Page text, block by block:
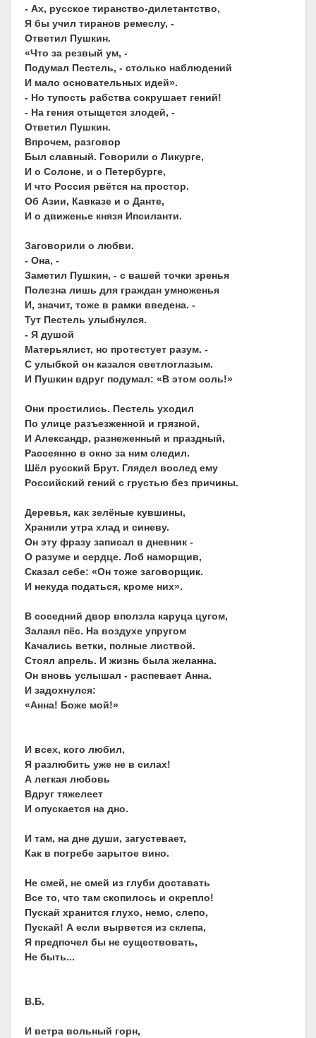
- Ах, русское тиранство-дилетантство,
Я бы учил тиранов ремеслу, -
Ответил Пушкин.
«Что за резвый ум, -
Подумал Пестель, - столько наблюдений
И мало основательных идей».
- Но тупость рабства сокрушает гений!
- На гения отыщется злодей, -
Ответил Пушкин.
Впрочем, разговор
Был славный. Говорили о Ликурге,
И о Солоне, и о Петербурге,
И что Россия рвётся на простор.
Об Азии, Кавказе и о Данте,
И о движенье князя Ипсиланти.
Заговорили о любви.
- Она, -
Заметил Пушкин, - с вашей точки зренья
Полезна лишь для граждан умноженья
И, значит, тоже в рамки введена. -
Тут Пестель улыбнулся.
- Я душой
Матерьялист, но протестует разум. -
С улыбкой он казался светлоглазым.
И Пушкин вдруг подумал: «В этом соль!»
Они простились. Пестель уходил
По улице разъезженной и грязной,
И Александр, разнеженный и праздный,
Рассеянно в окно за ним следил.
Шёл русский Брут. Глядел вослед ему
Российский гений с грустью без причины.
Деревья, как зелёные кувшины,
Хранили утра хлад и синеву.
Он эту фразу записал в дневник -
О разуме и сердце. Лоб наморщив,
Сказал себе: «Он тоже заговорщик.
И некуда податься, кроме них».
В соседний двор вползла каруца цугом,
Залаял пёс. На воздухе упругом
Качались ветки, полные листвой.
Стоял апрель. И жизнь была желанна.
Он вновь услышал - распевает Анна.
И задохнулся:
«Анна! Боже мой!»
И всех, кого любил,
Я разлюбить уже не в силах!
А легкая любовь
Вдруг тяжелеет
И опускается на дно.
И там, на дне души, загустевает,
Как в погребе зарытое вино.
Не смей, не смей из глуби доставать
Все то, что там скопилось и окрепло!
Пускай хранится глухо, немо, слепо,
Пускай! А если вырвется из склепа,
Я предпочел бы не существовать,
Не быть...
В.Б.
И ветра вольный горн,